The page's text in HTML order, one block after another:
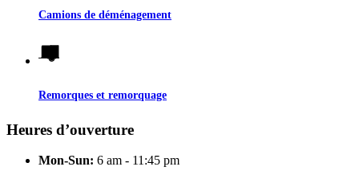
Camions de déménagement
Remorques et remorquage
Heures d’ouverture
Mon-Sun: 6 am - 11:45 pm